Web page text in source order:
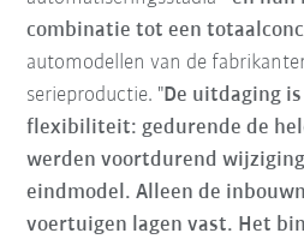
combinatie tot een
automodellen van de
serieproductie. "De uitdaging
flexibiliteit: gedurende de
werden voortdurend
eindmodel. Alleen de
voertuigen lagen vast. Het